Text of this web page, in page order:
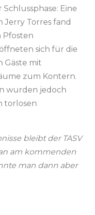
Eine
Jerry Torres fand
Pfosten
sich für die
Gäste mit
zum Kontern.
wurden jedoch
torlosen
bleibt der TASV
am kommenden
man dann aber